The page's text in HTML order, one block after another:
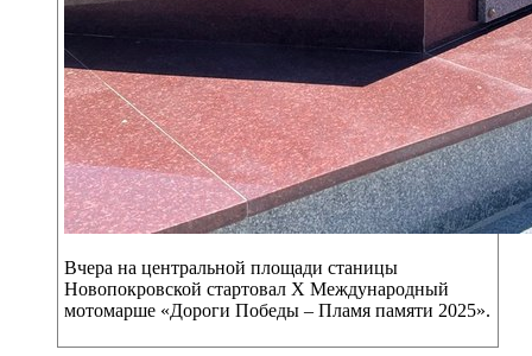
Вчера на центральной площади станицы
Новопокровской стартовал Х Международный
мотомарше «Дороги Победы – Пламя памяти 2025».